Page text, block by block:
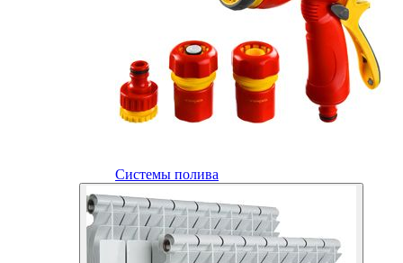
Системы полива